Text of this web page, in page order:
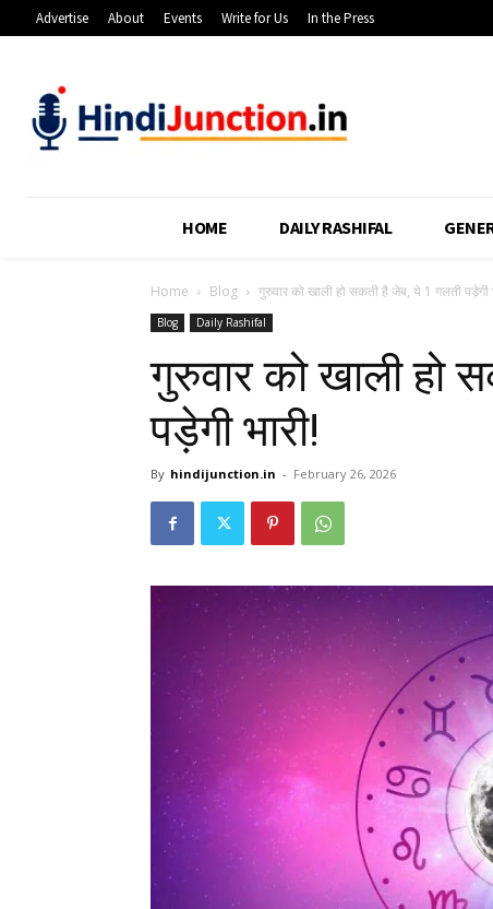
Advertise About Events Write for Us In the Press
HOME DAILY RASHIFAL
Home Blog गुरुवार को खाली हो सकती है जेब, ये 1 गलती पड़ेगी
Blog Daily Rashifal
गुरुवार को खाली हो
पड़ेगी भारी!
By hindijunction.in - February 26, 2026